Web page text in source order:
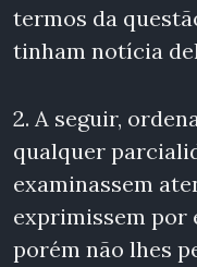
termos da
tinham notícia
2. A seguir,
qualquer
examinassem
exprimissem por
porém não lhes